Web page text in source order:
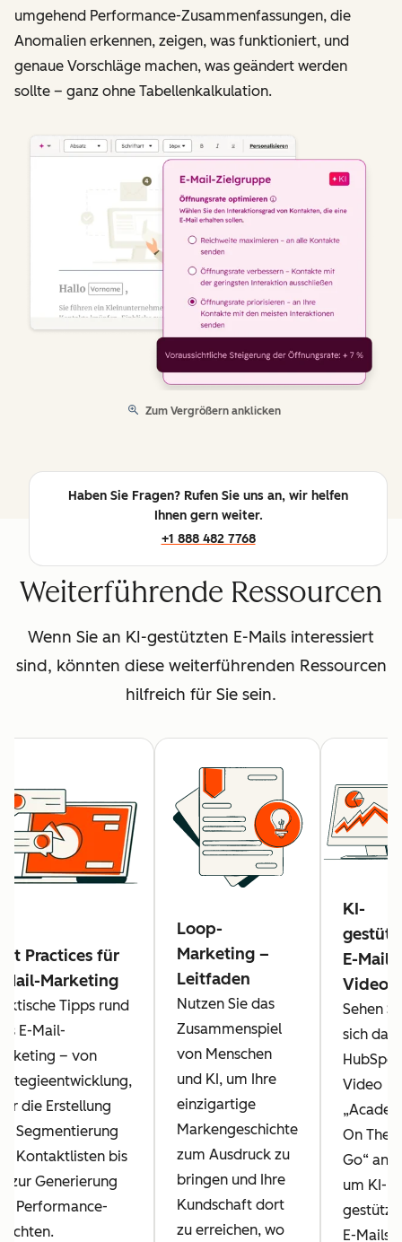
umgehend Performance-Zusammenfassungen, die
Anomalien erkennen, zeigen, was funktioniert, und
genaue Vorschläge machen, was geändert werden
sollte – ganz ohne Tabellenkalkulation.
Zum Vergrößern anklicken
Haben Sie Fragen? Rufen Sie uns an, wir helfen
Ihnen gern weiter.
+1 888 482 7768
Weiterführende Ressourcen
Wenn Sie an KI-gestützten E-Mails interessiert
sind, könnten diese weiterführenden Ressourcen
hilfreich für Sie sein.
Practices für
Mail-Marketing
Tipps rund
E-Mail-
– von
die Erstellung
Segmentierung
Kontaktlisten bis
zur Generierung
Performance-
Loop-
Marketing –
Leitfaden
Nutzen Sie das
Zusammenspiel
von Menschen
und KI, um Ihre
einzigartige
Markengeschichte
zum Ausdruck zu
bringen und Ihre
Kundschaft dort
zu erreichen, wo
KI-
E-Mails
Video
Sehen
sich das
Video
On The
Go“ an,
um KI-
E-Mails